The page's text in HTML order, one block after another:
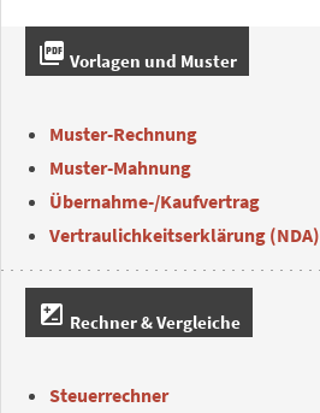
picture_as_pdf Vorlagen und Muster
Muster-Rechnung
Muster-Mahnung
Übernahme-/Kaufvertrag
Vertraulichkeitserklärung (NDA)
iso Rechner & Vergleiche
Steuerrechner